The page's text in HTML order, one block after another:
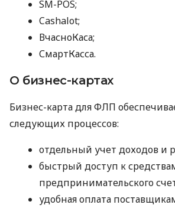
SM-POS;
Cashalot;
ВчасноКаса;
СмартКасса.
О бизнес-картах
Бизнес-карта для ФЛП
следующих процессов:
отдельный учет доходов и
быстрый доступ к
предпринимательского
удобная оплата